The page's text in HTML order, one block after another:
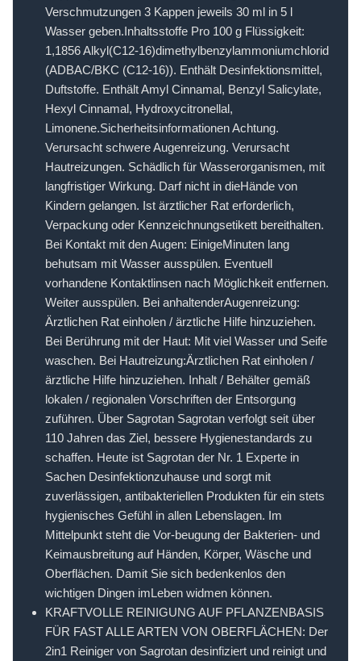
Verschmutzungen 3 Kappen jeweils 30 ml in 5 l
Wasser geben.Inhaltsstoffe Pro 100 g Flüssigkeit:
1,1856 Alkyl(C12-16)dimethylbenzylammoniumchlorid
(ADBAC/BKC (C12-16)). Enthält Desinfektionsmittel,
Duftstoffe. Enthält Amyl Cinnamal, Benzyl Salicylate,
Hexyl Cinnamal, Hydroxycitronellal,
Limonene.Sicherheitsinformationen Achtung.
Verursacht schwere Augenreizung. Verursacht
Hautreizungen. Schädlich für Wasserorganismen, mit
langfristiger Wirkung. Darf nicht in dieHände von
Kindern gelangen. Ist ärztlicher Rat erforderlich,
Verpackung oder Kennzeichnungsetikett bereithalten.
Bei Kontakt mit den Augen: EinigeMinuten lang
behutsam mit Wasser ausspülen. Eventuell
vorhandene Kontaktlinsen nach Möglichkeit entfernen.
Weiter ausspülen. Bei anhaltenderAugenreizung:
Ärztlichen Rat einholen / ärztliche Hilfe hinzuziehen.
Bei Berührung mit der Haut: Mit viel Wasser und Seife
waschen. Bei Hautreizung:Ärztlichen Rat einholen /
ärztliche Hilfe hinzuziehen. Inhalt / Behälter gemäß
lokalen / regionalen Vorschriften der Entsorgung
zuführen. Über Sagrotan Sagrotan verfolgt seit über
110 Jahren das Ziel, bessere Hygienestandards zu
schaffen. Heute ist Sagrotan der Nr. 1 Experte in
Sachen Desinfektionzuhause und sorgt mit
zuverlässigen, antibakteriellen Produkten für ein stets
hygienisches Gefühl in allen Lebenslagen. Im
Mittelpunkt steht die Vor-beugung der Bakterien- und
Keimausbreitung auf Händen, Körper, Wäsche und
Oberflächen. Damit Sie sich bedenkenlos den
wichtigen Dingen imLeben widmen können.
KRAFTVOLLE REINIGUNG AUF PFLANZENBASIS
FÜR FAST ALLE ARTEN VON OBERFLÄCHEN: Der
2in1 Reiniger von Sagrotan desinfiziert und reinigt und